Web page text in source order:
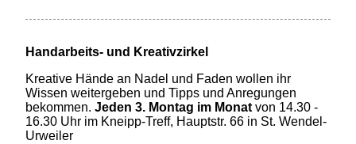
Handarbeits- und Kreativzirkel
Kreative Hände an Nadel und Faden wollen ihr
Wissen weitergeben und Tipps und Anregungen
bekommen. Jeden 3. Montag im Monat von 14.30 -
16.30 Uhr im Kneipp-Treff, Hauptstr. 66 in St. Wendel-
Urweiler